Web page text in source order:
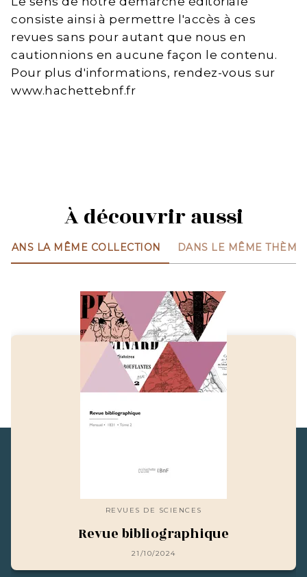
consiste ainsi à permettre l'accès à ces
revues sans pour autant que nous en
cautionnions en aucune façon le contenu.
Pour plus d'informations, rendez-vous sur
www.hachettebnf.fr
À découvrir aussi
DANS LA MÊME COLLECTION DANS LE MÊME THÈME
REVUES DE SCIENCES
Revue bibliographique
21/10/2024